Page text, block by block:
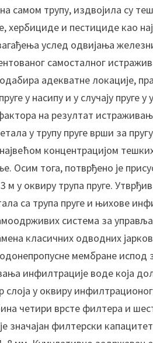
и
м
а
н
а
о
д
р
у
ч
у
ј
у
г
о
с
т
о
ч
н
самом трупу, издвојила су
и пестициде као
услед одвијања
самосталног
адекватне локације,
у насипу и у случају пруге у
на резултат
у трупу пруге врши за
концентрацијом
тога, потврђено је
у оквиру трупа пруге.
са трупа пруге и њихове
система за
класичних одводних
мембране испод
инфилтрације воде која
у оквиру
четири врсте филтера и
значајан филтерски